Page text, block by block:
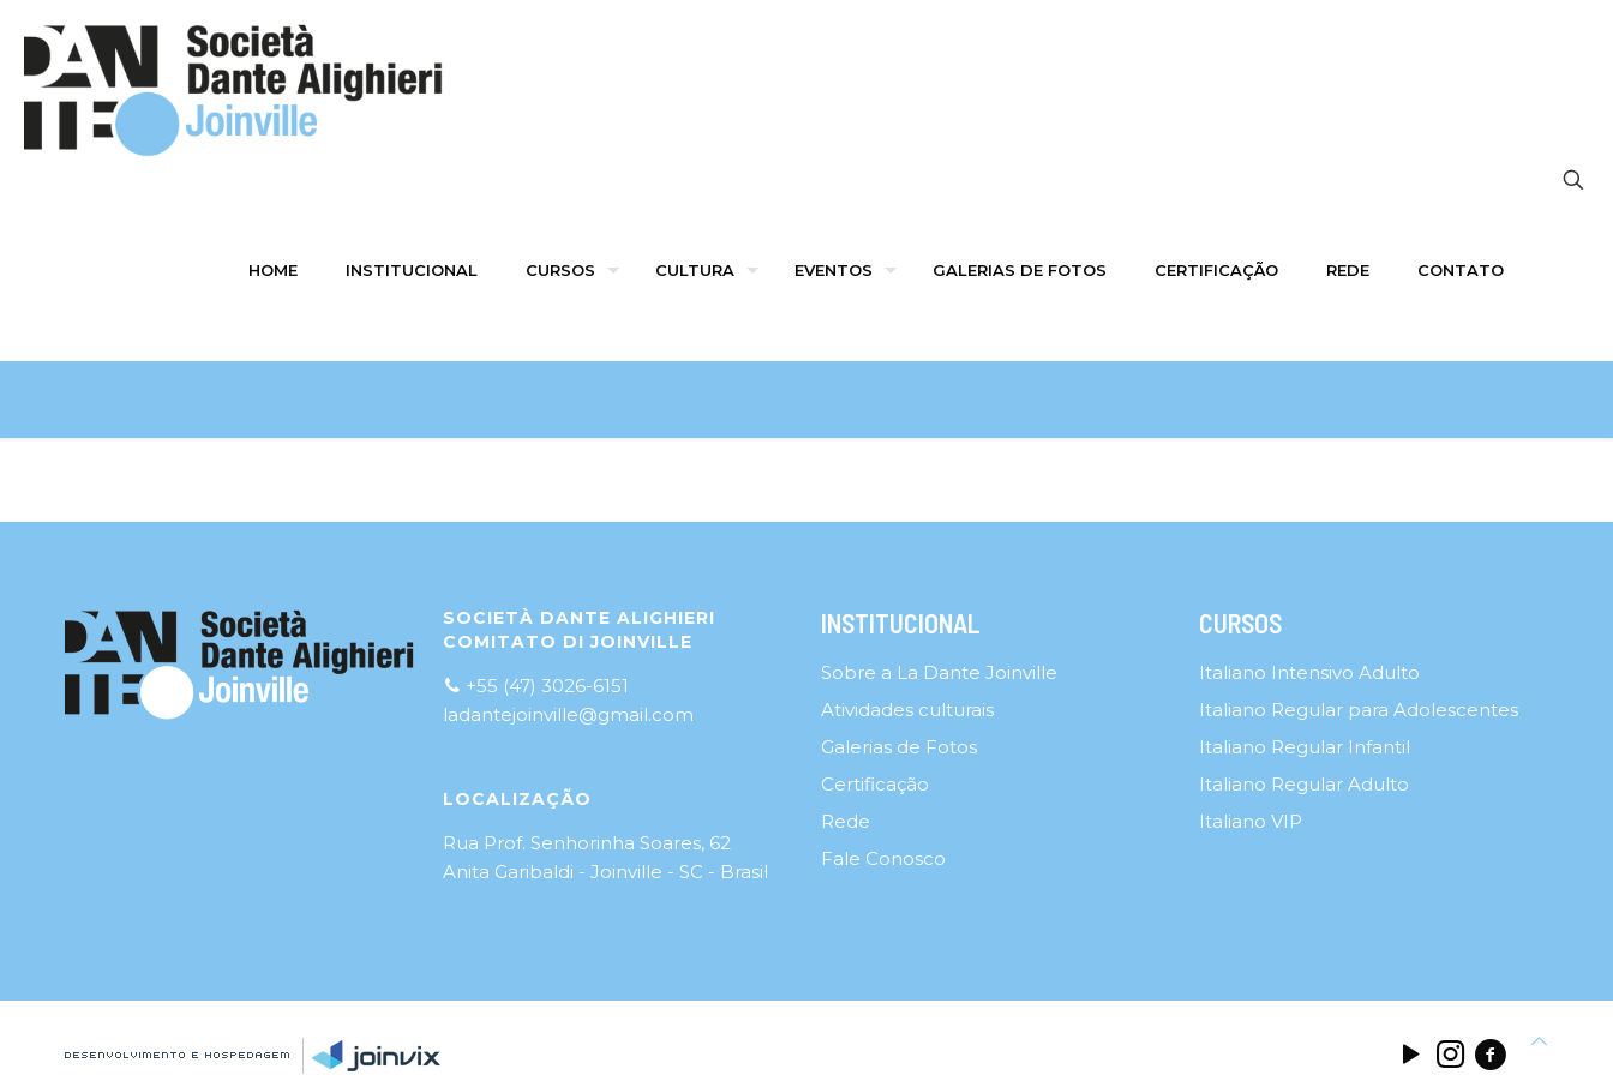
HOME INSTITUCIONAL CURSOS CULTURA EVENTOS GALERIAS DE FOTOS CERTIFICAÇÃO REDE CONTATO
SOCIETÀ DANTE ALIGHIERI
COMITATO DI JOINVILLE
+55 (47) 3026-6151
ladantejoinville@gmail.com
LOCALIZAÇÃO
Rua Prof. Senhorinha Soares, 62
Anita Garibaldi - Joinville - SC - Brasil
INSTITUCIONAL
Sobre a La Dante Joinville
Atividades culturais
Galerias de Fotos
Certificação
Rede
Fale Conosco
CURSOS
Italiano Intensivo Adulto
Italiano Regular para Adolescentes
Italiano Regular Infantil
Italiano Regular Adulto
Italiano VIP